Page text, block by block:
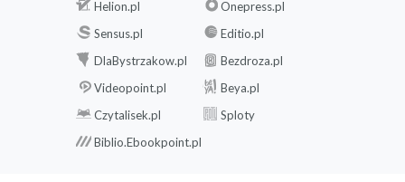
Helion.pl
Onepress.pl
Sensus.pl
Editio.pl
DlaBystrzakow.pl
Bezdroza.pl
Videopoint.pl
Beya.pl
Czytalisek.pl
Sploty
Biblio.Ebookpoint.pl